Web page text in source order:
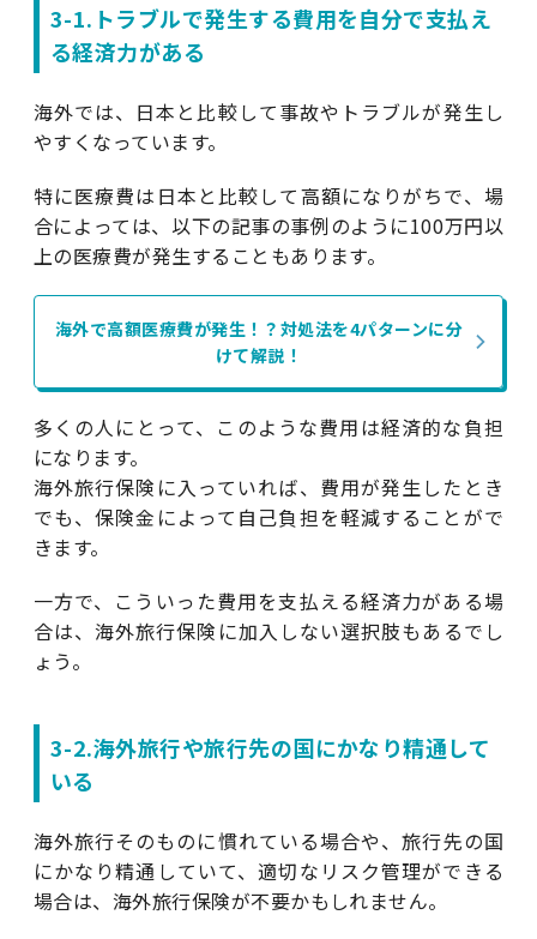
3-1.トラブルで発生する費用を自分で支払え
る経済力がある
海外では、日本と比較して事故やトラブルが発生し
やすくなっています。
特に医療費は日本と比較して高額になりがちで、場
合によっては、以下の記事の事例のように100万円以
上の医療費が発生することもあります。
海外で高額医療費が発生！？対処法を4パターンに分
けて解説！
多くの人にとって、このような費用は経済的な負担
になります。
海外旅行保険に入っていれば、費用が発生したとき
でも、保険金によって自己負担を軽減することがで
きます。
一方で、こういった費用を支払える経済力がある場
合は、海外旅行保険に加入しない選択肢もあるでし
ょう。
3-2.海外旅行や旅行先の国にかなり精通して
いる
海外旅行そのものに慣れている場合や、旅行先の国
にかなり精通していて、適切なリスク管理ができる
場合は、海外旅行保険が不要かもしれません。